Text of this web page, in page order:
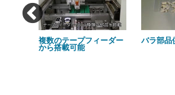
複数のテープフィーダー
から搭載可能
バラ部品